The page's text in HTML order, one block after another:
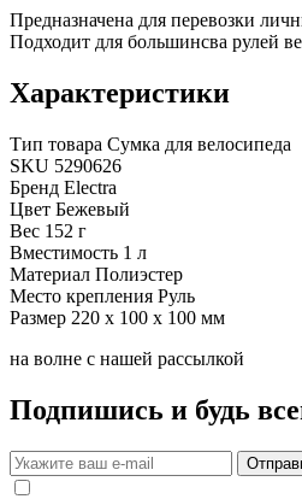
Предназначена для перевозки
Подходит для большинсва рулей
Характеристики
Тип товара Сумка для велосипеда
SKU 5290626
Бренд Electra
Цвет Бежевый
Вес 152 г
Вместимость 1 л
Материал Полиэстер
Место крепления Руль
Размер 220 х 100 х 100 мм
на волне с нашей рассылкой
Подпишись и будь